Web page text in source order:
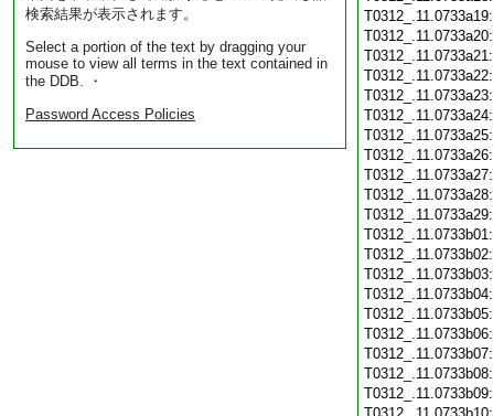
検索結果が表示されます。
Select a portion of the text by dragging your
mouse to view all terms in the text contained in
the DDB. ・
Password Access Policies
T0312_.11.0733a19:
T0312_.11.0733a20:
T0312_.11.0733a21:
T0312_.11.0733a22:
T0312_.11.0733a23:
T0312_.11.0733a24:
T0312_.11.0733a25:
T0312_.11.0733a26:
T0312_.11.0733a27:
T0312_.11.0733a28:
T0312_.11.0733a29:
T0312_.11.0733b01:
T0312_.11.0733b02:
T0312_.11.0733b03:
T0312_.11.0733b04:
T0312_.11.0733b05:
T0312_.11.0733b06:
T0312_.11.0733b07:
T0312_.11.0733b08:
T0312_.11.0733b09: